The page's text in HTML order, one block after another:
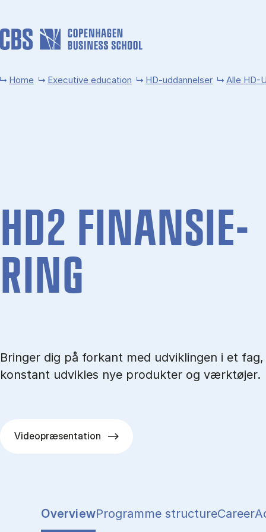
Home Executive education HD-uddannelser Alle HD-
HD2 FI­NAN­SI­E­
RING
Bringer dig på forkant med udviklingen i et
konstant udvikles nye produkter og værktøjer.
Videopræsentation
Tablist controls
Show panel
OverviewShow panel
Programme structureShow
Career